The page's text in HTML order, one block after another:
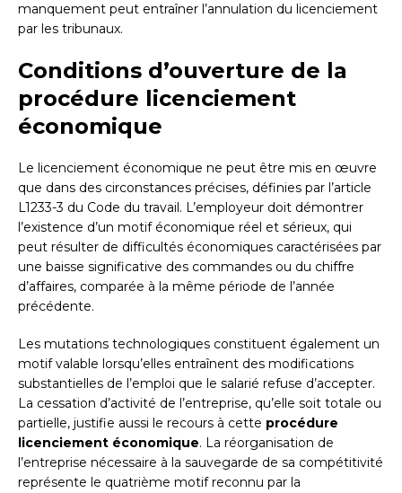
manquement peut entraîner l’annulation du licenciement
par les tribunaux.
Conditions d’ouverture de la
procédure licenciement
économique
Le licenciement économique ne peut être mis en œuvre
que dans des circonstances précises, définies par l’article
L1233-3 du Code du travail. L’employeur doit démontrer
l’existence d’un motif économique réel et sérieux, qui
peut résulter de difficultés économiques caractérisées par
une baisse significative des commandes ou du chiffre
d’affaires, comparée à la même période de l’année
précédente.
Les mutations technologiques constituent également un
motif valable lorsqu’elles entraînent des modifications
substantielles de l’emploi que le salarié refuse d’accepter.
La cessation d’activité de l’entreprise, qu’elle soit totale ou
partielle, justifie aussi le recours à cette procédure
licenciement économique. La réorganisation de
l’entreprise nécessaire à la sauvegarde de sa compétitivité
représente le quatrième motif reconnu par la